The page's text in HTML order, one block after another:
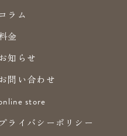
コラム
金
知らせ
問い合わせ
store
プライバシーポリシー